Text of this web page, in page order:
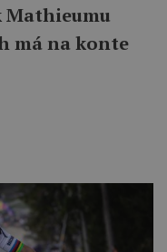
Mathieumu
má na konte